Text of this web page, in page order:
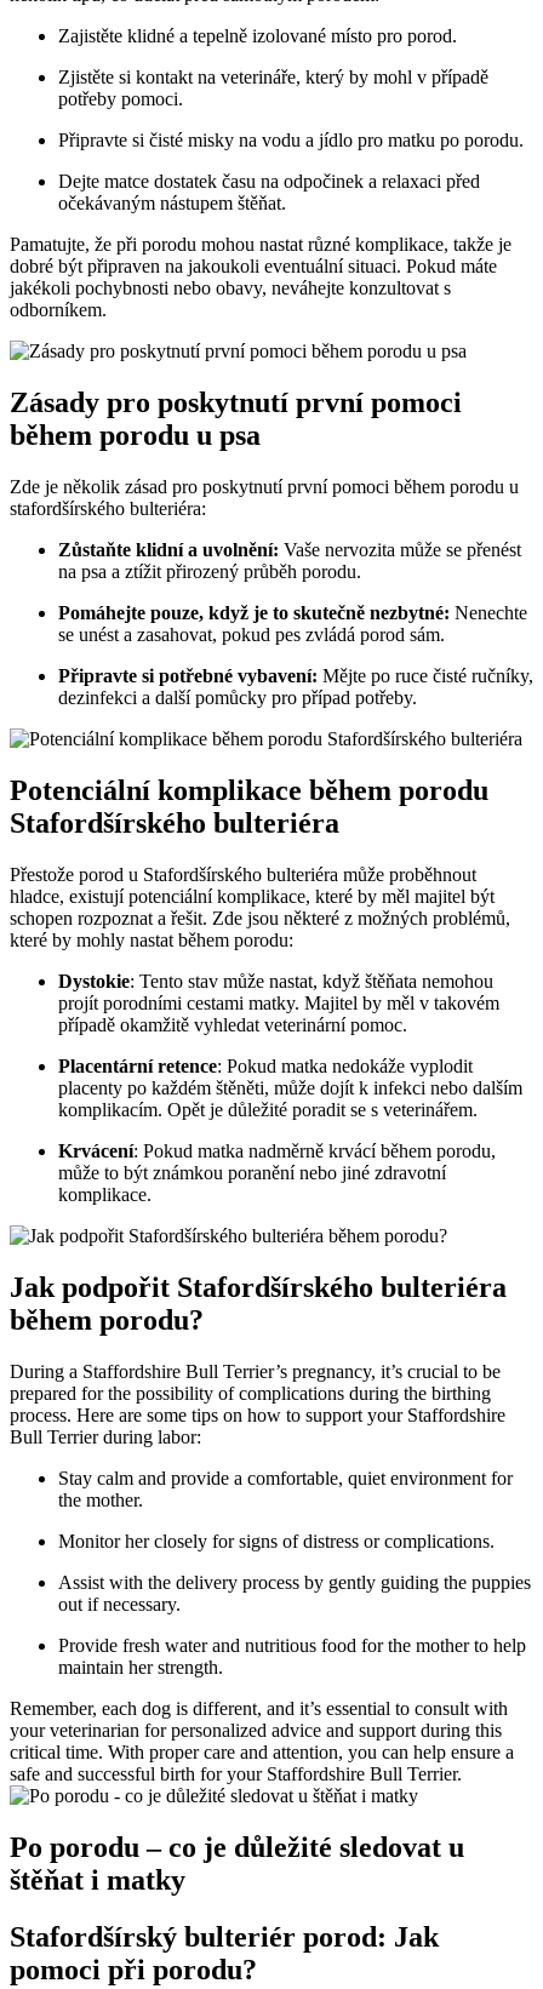
Zajistěte klidné a tepelně izolované místo pro porod.
Zjistěte si kontakt na veterináře, který by mohl v případě
potřeby pomoci.
Připravte si čisté misky na vodu a jídlo pro matku po porodu.
Dejte matce dostatek času na odpočinek a relaxaci před
očekávaným nástupem štěňat.
Pamatujte, že při porodu mohou nastat různé komplikace, takže je
dobré být připraven na jakoukoli eventuální situaci. Pokud máte
jakékoli pochybnosti nebo obavy, neváhejte konzultovat s
odborníkem.
Zásady pro poskytnutí první pomoci
během porodu u psa
Zde je několik zásad pro poskytnutí první pomoci během porodu u
stafordšírského bulteriéra:
Zůstaňte klidní a uvolnění: Vaše nervozita může se přenést
na psa a ztížit přirozený průběh porodu.
Pomáhejte pouze, když je to skutečně nezbytné: Nenechte
se unést a zasahovat, pokud pes zvládá porod sám.
Připravte si potřebné vybavení: Mějte po ruce čisté ručníky,
dezinfekci a další pomůcky pro případ potřeby.
Potenciální komplikace během porodu
Stafordšírského bulteriéra
Přestože porod u Stafordšírského bulteriéra může proběhnout
hladce, existují potenciální komplikace, které by měl majitel být
schopen rozpoznat a řešit. Zde jsou některé z možných problémů,
které by mohly nastat během porodu:
Dystokie: Tento stav může nastat, když štěňata nemohou
projít porodními cestami matky. Majitel by měl v takovém
případě okamžitě vyhledat veterinární pomoc.
Placentární retence: Pokud matka nedokáže vyplodit
placenty po každém štěněti, může dojít k infekci nebo dalším
komplikacím. Opět je důležité poradit se s veterinářem.
Krvácení: Pokud matka nadměrně krvácí během porodu,
může to být známkou poranění nebo jiné zdravotní
komplikace.
Jak podpořit Stafordšírského bulteriéra
během porodu?
During a Staffordshire Bull Terrier’s pregnancy, it’s crucial to be
prepared for the possibility of complications during the birthing
process. Here are some tips on how to support your Staffordshire
Bull Terrier during labor:
Stay calm and provide a comfortable, quiet environment for
the mother.
Monitor her closely for signs of distress or complications.
Assist with the delivery process by gently guiding the puppies
out if necessary.
Provide fresh water and nutritious food for the mother to help
maintain her strength.
Remember, each dog is different, and it’s essential to consult with
your veterinarian for personalized advice and support during this
critical time. With proper care and attention, you can help ensure a
safe and successful birth for your Staffordshire Bull Terrier.
Po porodu – co je důležité sledovat u
štěňat i matky
Stafordšírský bulteriér porod: Jak
pomoci při porodu?